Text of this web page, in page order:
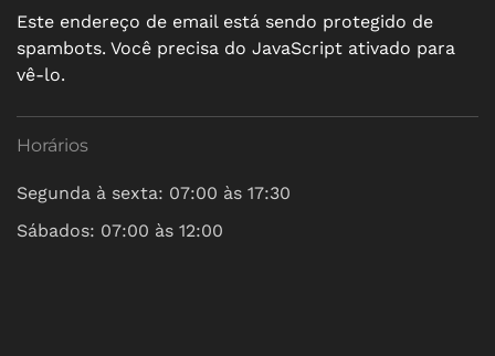
Este endereço de email está sendo protegido de
spambots. Você precisa do JavaScript ativado para
vê-lo.
Horários
Segunda à sexta: 07:00 às 17:30
Sábados: 07:00 às 12:00